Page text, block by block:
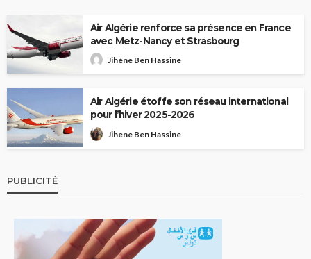
Air Algérie renforce sa présence en France
avec Metz-Nancy et Strasbourg
Jihène Ben Hassine
Air Algérie étoffe son réseau international
pour l’hiver 2025-2026
Jihene Ben Hassine
PUBLICITÉ